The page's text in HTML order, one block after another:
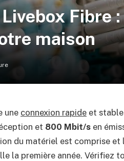
Fibre
maison
une connexion rapide et
et 800 Mbit/s en
du matériel est comprise et
la première année. Vérifiez